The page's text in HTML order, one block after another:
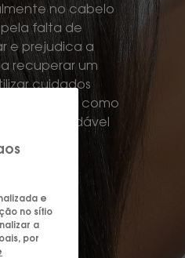
no cabelo
falta de
e prejudica a
recuperar um
cuidados
Descubra como
saudável
e
no sítio
a
por